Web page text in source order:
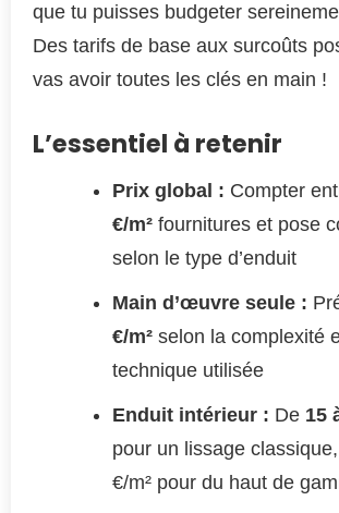
que tu puisses budgeter
Des tarifs de base aux surcoûts
vas avoir toutes les clés en main !
L’essentiel à retenir
Prix global : Compter
€/m²fournitures et pose
selon le type d’enduit
Main d’œuvre seule :
€/m²selon la complexité
technique utilisée
Enduit intérieur : De 15
pour un lissage
€/m² pour du haut de